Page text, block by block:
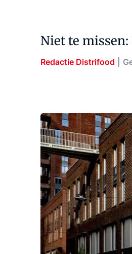
Niet te
Redactie Distrifood